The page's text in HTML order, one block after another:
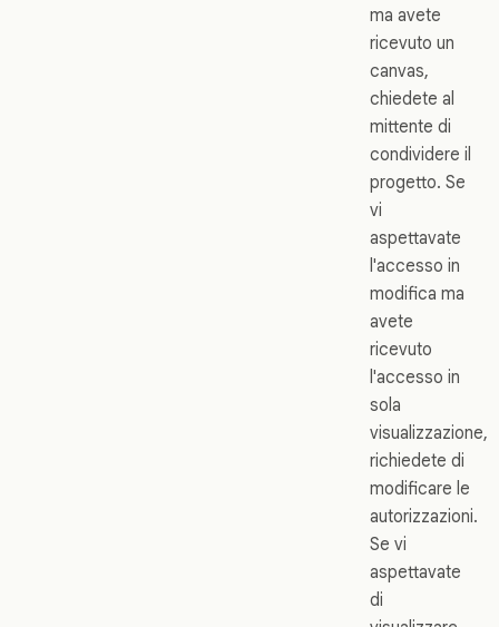
ma avete
ricevuto un
canvas,
chiedete al
mittente di
condividere il
progetto. Se
vi
aspettavate
l'accesso in
modifica ma
avete
ricevuto
l'accesso in
sola
visualizzazione,
richiedete di
modificare le
autorizzazioni.
Se vi
aspettavate
di